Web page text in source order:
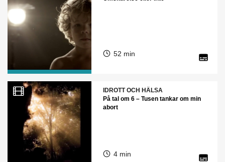
52 min
IDROTT OCH HÄLSA
På tal om 6 – Tusen tankar om min
abort
4 min